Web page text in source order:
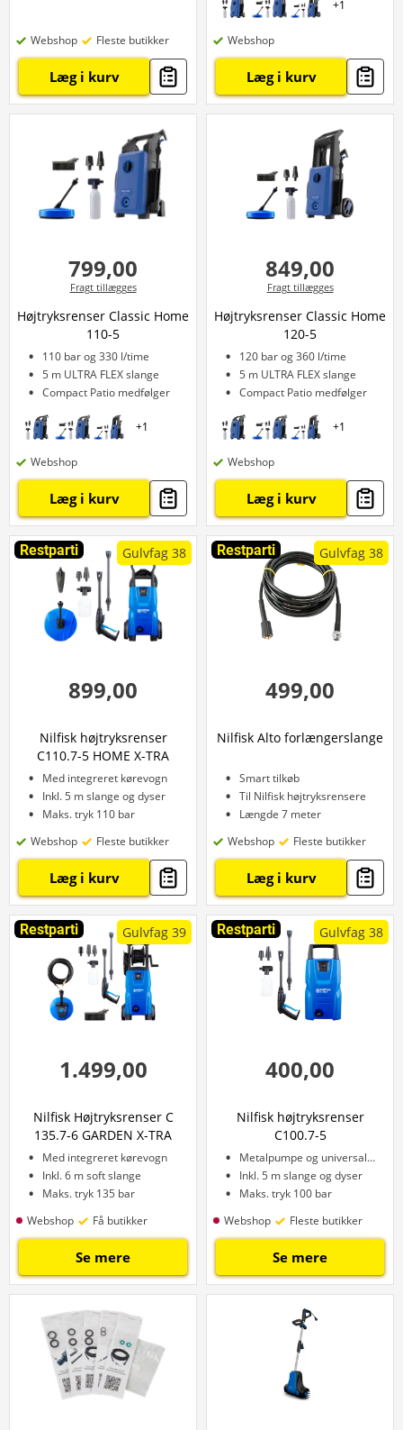
Webshop Fleste butikker
Læg i kurv
+1
Webshop
Læg i kurv
799,00
Fragt tillægges
Højtryksrenser Classic Home
110-5
110 bar og 330 l/time
5 m ULTRA FLEX slange
Compact Patio medfølger
+1
Webshop
Læg i kurv
849,00
Fragt tillægges
Højtryksrenser Classic Home
120-5
120 bar og 360 l/time
5 m ULTRA FLEX slange
Compact Patio medfølger
+1
Webshop
Læg i kurv
Restparti Gulvfag 38
899,00
Nilfisk højtryksrenser
C110.7-5 HOME X-TRA
Med integreret kørevogn
Inkl. 5 m slange og dyser
Maks. tryk 110 bar
Webshop
Fleste butikker
Læg i kurv
Restparti Gulvfag 38
499,00
Nilfisk Alto forlængerslange
Smart tilkøb
Til Nilfisk højtryksrensere
Længde 7 meter
Webshop
Fleste butikker
Læg i kurv
Restparti Gulvfag 39
1.499,00
Nilfisk Højtryksrenser C
135.7-6 GARDEN X-TRA
Med integreret kørevogn
Inkl. 6 m soft slange
Maks. tryk 135 bar
Webshop
Få butikker
Se mere
Restparti Gulvfag 38
400,00
Nilfisk højtryksrenser
C100.7-5
Metalpumpe og universalmotor
Inkl. 5 m slange og dyser
Maks. tryk 100 bar
Webshop
Fleste butikker
Se mere